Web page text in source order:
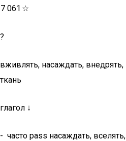
7 061 ☆
?
вживлять, насаждать,
ткань
глагол ↓
- часто pass насаждать,